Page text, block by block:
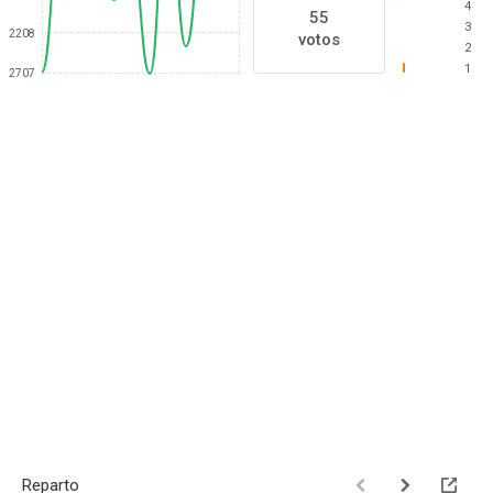
2208
2707
55
votos
4
3
2
1
Reparto